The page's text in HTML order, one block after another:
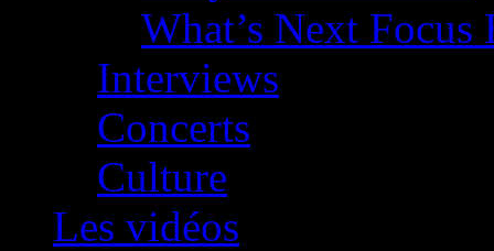
What’s Next
Interviews
Concerts
Culture
Les vidéos